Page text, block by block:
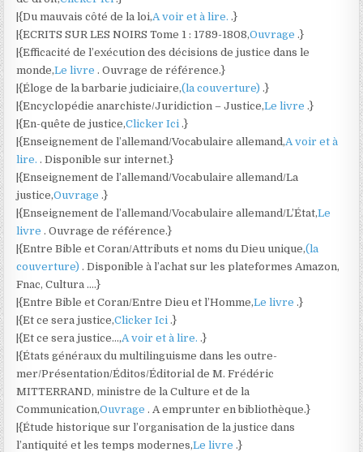
|{Du mauvais côté de la loi,A voir et à lire..}
|{ECRITS SUR LES NOIRS Tome 1 : 1789-1808,Ouvrage.}
|{Efficacité de l’exécution des décisions de justice dans le
monde,Le livre. Ouvrage de référence.}
|{Éloge de la barbarie judiciaire,(la couverture).}
|{Encyclopédie anarchiste/Juridiction – Justice,Le livre.}
|{En-quête de justice,Clicker Ici.}
|{Enseignement de l’allemand/Vocabulaire allemand,A voir et à
lire.. Disponible sur internet.}
|{Enseignement de l’allemand/Vocabulaire allemand/La
justice,Ouvrage.}
|{Enseignement de l’allemand/Vocabulaire allemand/L’État,Le
livre. Ouvrage de référence.}
|{Entre Bible et Coran/Attributs et noms du Dieu unique,(la
couverture). Disponible à l’achat sur les plateformes Amazon,
Fnac, Cultura ….}
|{Entre Bible et Coran/Entre Dieu et l’Homme,Le livre.}
|{Et ce sera justice,Clicker Ici.}
|{Et ce sera justice…,A voir et à lire..}
|{États généraux du multilinguisme dans les outre-
mer/Présentation/Éditos/Éditorial de M. Frédéric
MITTERRAND, ministre de la Culture et de la
Communication,Ouvrage. A emprunter en bibliothèque.}
|{Étude historique sur l’organisation de la justice dans
l’antiquité et les temps modernes,Le livre.}